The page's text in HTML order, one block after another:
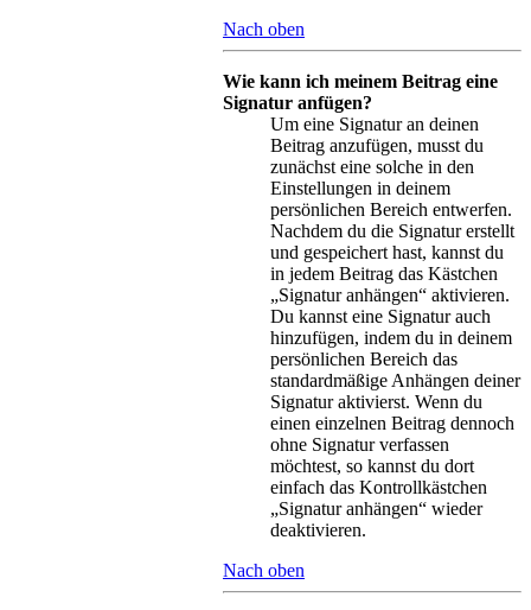
Nach oben
Wie kann ich meinem Beitrag eine
Signatur anfügen?
Um eine Signatur an deinen
Beitrag anzufügen, musst du
zunächst eine solche in den
Einstellungen in deinem
persönlichen Bereich entwerfen.
Nachdem du die Signatur erstellt
und gespeichert hast, kannst du
in jedem Beitrag das Kästchen
„Signatur anhängen“ aktivieren.
Du kannst eine Signatur auch
hinzufügen, indem du in deinem
persönlichen Bereich das
standardmäßige Anhängen deiner
Signatur aktivierst. Wenn du
einen einzelnen Beitrag dennoch
ohne Signatur verfassen
möchtest, so kannst du dort
einfach das Kontrollkästchen
„Signatur anhängen“ wieder
deaktivieren.
Nach oben